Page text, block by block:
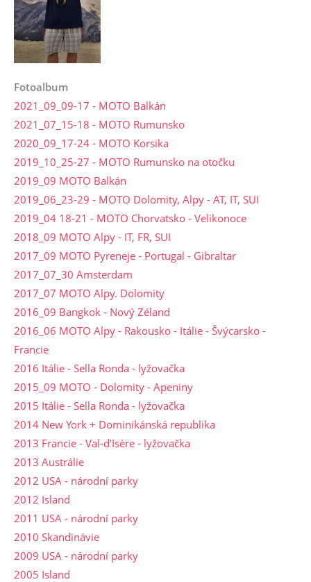
Fotoalbum
2021_09_09-17 - MOTO Balkán
2021_07_15-18 - MOTO Rumunsko
2020_09_17-24 - MOTO Korsika
2019_10_25-27 - MOTO Rumunsko na otočku
2019_09 MOTO Balkán
2019_06_23-29 - MOTO Dolomity, Alpy - AT, IT, SUI
2019_04 18-21 - MOTO Chorvatsko - Velikonoce
2018_09 MOTO Alpy - IT, FR, SUI
2017_09 MOTO Pyreneje - Portugal - Gibraltar
2017_07_30 Amsterdam
2017_07 MOTO Alpy. Dolomity
2016_09 Bangkok - Nový Zéland
2016_06 MOTO Alpy - Rakousko - Itálie - Švýcarsko -
Francie
2016 Itálie - Sella Ronda - lyžovačka
2015_09 MOTO - Dolomity - Apeniny
2015 Itálie - Sella Ronda - lyžovačka
2014 New York + Dominikánská republika
2013 Francie - Val-d'Isère - lyžovačka
2013 Austrálie
2012 USA - národní parky
2012 Island
2011 USA - národní parky
2010 Skandinávie
2009 USA - národní parky
2005 Island